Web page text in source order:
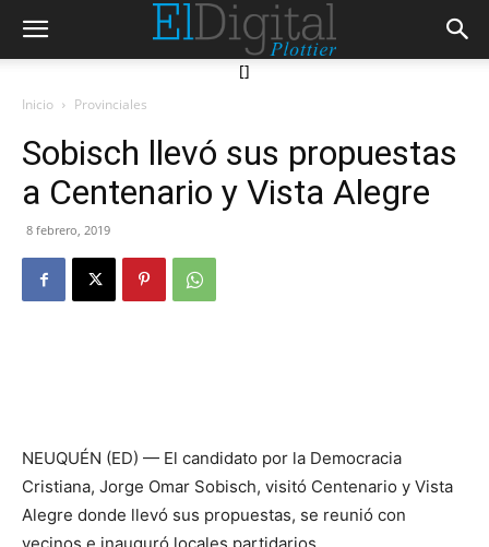
[]
Inicio Provinciales
Sobisch llevó sus propuestas
a Centenario y Vista Alegre
8 febrero, 2019
NEUQUÉN (ED) — El candidato por la Democracia
Cristiana, Jorge Omar Sobisch, visitó Centenario y Vista
Alegre donde llevó sus propuestas, se reunió con